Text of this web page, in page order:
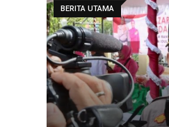
BERITA UTAMA